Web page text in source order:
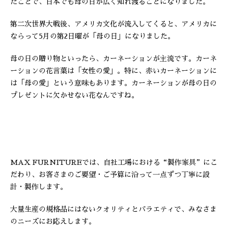
たことで、日本でも母の日が広く知れ渡ることになりました。
第二次世界大戦後、アメリカ文化が流入してくると、アメリカに
ならって5月の第2日曜が「母の日」になりました。
母の日の贈り物といったら、カーネーションが主流です。カーネ
ーションの花言葉は「女性の愛」。特に、赤いカーネーションに
は「母の愛」という意味もあります。カーネーションが母の日の
プレゼントに欠かせない花なんですね。
MAX FURNITUREでは、自社工場における“製作家具”にこ
だわり、お客さまのご要望・ご予算に沿って一点ずつ丁寧に設
計・製作します。
大量生産の規格品にはないクオリティとバラエティで、みなさま
のニーズにお応えします。